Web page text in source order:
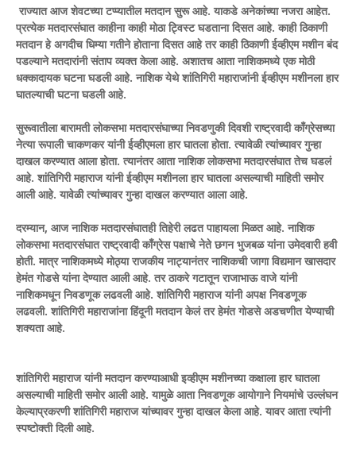
राज्यात आज शेवटच्या टप्प्यातील मतदान सुरू आहे. याकडे अनेकांच्या नजरा आहेत.
प्रत्येक मतदारसंघात काहीना काही मोठा ट्विस्ट घडताना दिसत आहे. काही ठिकाणी
मतदान हे अगदीच धिम्या गतीने होताना दिसत आहे तर काही ठिकाणी ईव्हीएम मशीन बंद
पडल्याने मतदारांनी संताप व्यक्त केला आहे. अशातच आता नाशिकमध्ये एक मोठी
धक्कादायक घटना घडली आहे. नाशिक येथे शांतिगिरी महाराजांनी ईव्हीएम मशीनला हार
घातल्याची घटना घडली आहे.
सुरूवातीला बारामती लोकसभा मतदारसंघाच्या निवडणुकी दिवशी राष्ट्रवादी काँग्रेसच्या
नेत्या रूपाली चाकणकर यांनी ईव्हीएमला हार घातला होता. त्यावेळी त्यांच्यावर गुन्हा
दाखल करण्यात आला होता. त्यानंतर आता नाशिक लोकसभा मतदारसंघात तेच घडलं
आहे. शांतिगिरी महाराज यांनी ईव्हीएम मशीनला हार घातला असल्याची माहिती समोर
आली आहे. यावेळी त्यांच्यावर गुन्हा दाखल करण्यात आला आहे.
दरम्यान, आज नाशिक मतदारसंघातही तिहेरी लढत पाहायला मिळत आहे. नाशिक
लोकसभा मतदारसंघात राष्ट्रवादी काँग्रेस पक्षाचे नेते छगन भुजबळ यांना उमेदवारी हवी
होती. मात्र नाशिकमध्ये मोठ्या राजकीय नाट्यानंतर नाशिकची जागा विद्यमान खासदार
हेमंत गोडसे यांना देण्यात आली आहे. तर ठाकरे गटातून राजाभाऊ वाजे यांनी
नाशिकमधून निवडणूक लढवली आहे. शांतिगिरी महाराज यांनी अपक्ष निवडणूक
लढवली. शांतिगिरी महाराजांना हिंदूनी मतदान केलं तर हेमंत गोडसे अडचणीत येण्याची
शक्यता आहे.
शांतिगिरी महाराज यांनी मतदान करण्याआधी इव्हीएम मशीनच्या कक्षाला हार घातला
असल्याची माहिती समोर आली आहे. यामुळे आता निवडणूक आयोगाने नियमांचे उल्लंघन
केल्याप्रकरणी शांतिगिरी महाराज यांच्यावर गुन्हा दाखल केला आहे. यावर आता त्यांनी
स्पष्टोक्ती दिली आहे.